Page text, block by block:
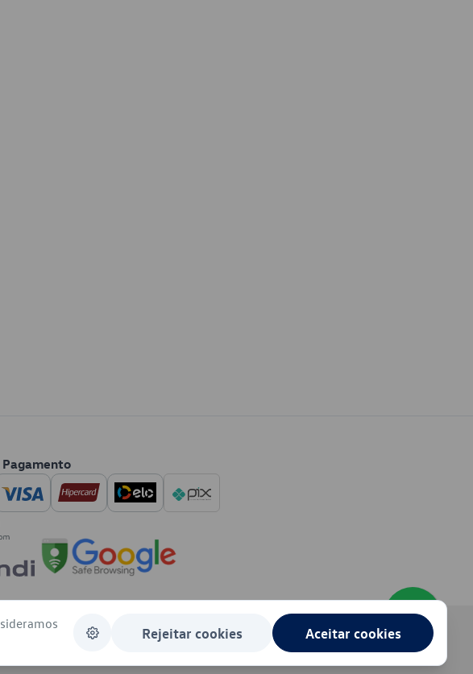
Pagamento
Rejeitar cookies Aceitar cookies